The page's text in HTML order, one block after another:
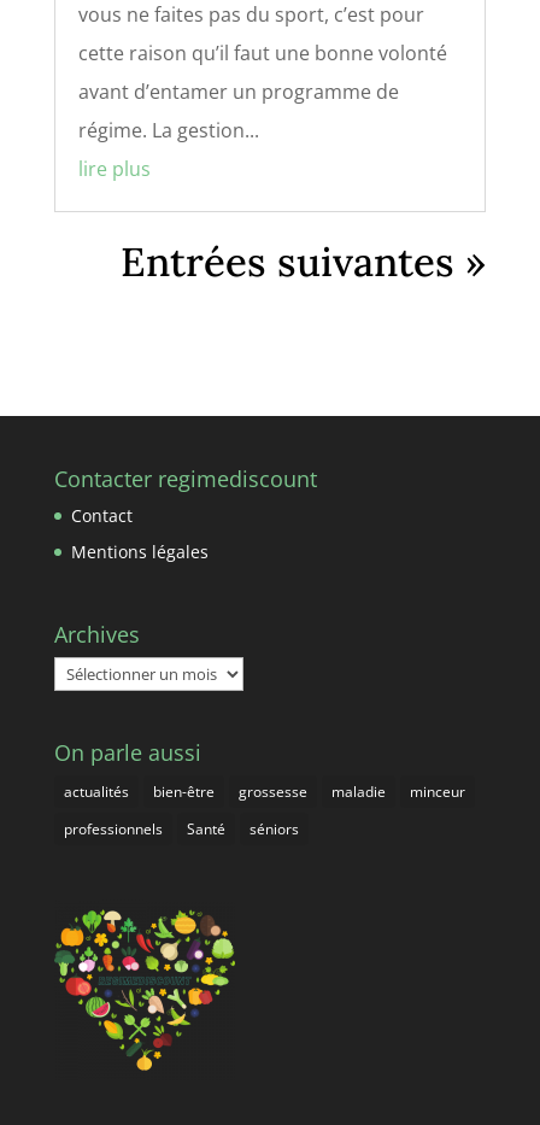
vous ne faites pas du sport, c’est pour
cette raison qu’il faut une bonne volonté
avant d’entamer un programme de
régime. La gestion...
lire plus
Entrées suivantes »
Contacter regimediscount
Contact
Mentions légales
Archives
Archives
On parle aussi
actualités bien-être grossesse maladie
minceur
professionnels
Santé séniors